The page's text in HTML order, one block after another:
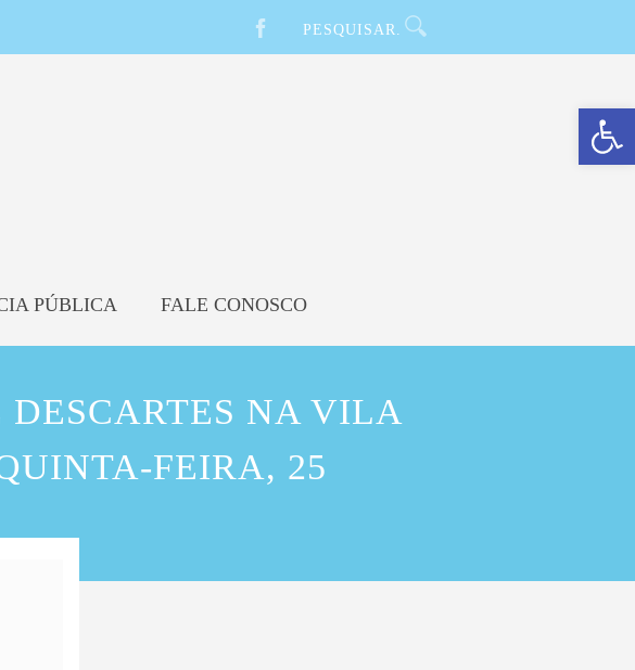
Barra de Ferramentas Aberta
PÚBLICA FALE CONOSCO
NA VILA
FEIRA, 25